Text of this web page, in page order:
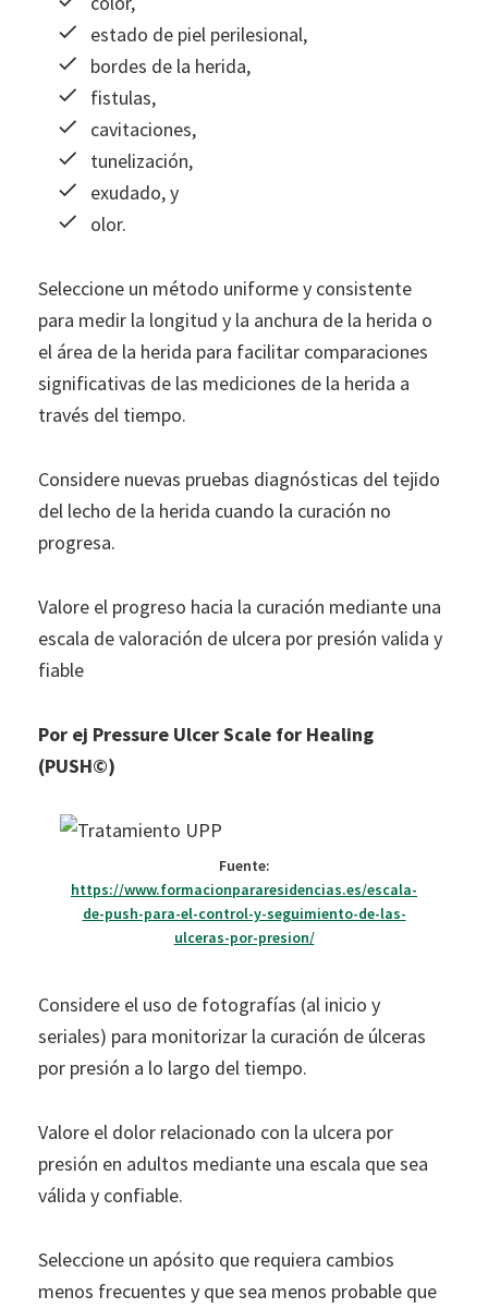
estado de piel perilesional,
bordes de la herida,
fistulas,
cavitaciones,
tunelización,
exudado, y
olor.
Seleccione un método uniforme y consistente
para medir la longitud y la anchura de la herida o
el área de la herida para facilitar comparaciones
significativas de las mediciones de la herida a
través del tiempo.
Considere nuevas pruebas diagnósticas del tejido
del lecho de la herida cuando la curación no
progresa.
Valore el progreso hacia la curación mediante una
escala de valoración de ulcera por presión valida y
fiable
Por ej Pressure Ulcer Scale for Healing
(PUSH©)
Fuente:
https://www.formacionpararesidencias.es/escala-
de-push-para-el-control-y-seguimiento-de-las-
ulceras-por-presion/
Considere el uso de fotografías (al inicio y
seriales) para monitorizar la curación de úlceras
por presión a lo largo del tiempo.
Valore el dolor relacionado con la ulcera por
presión en adultos mediante una escala que sea
válida y confiable.
Seleccione un apósito que requiera cambios
menos frecuentes y que sea menos probable que